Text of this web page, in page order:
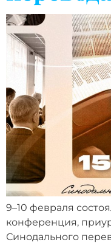
9–10 февраля
конференция,
Синодального